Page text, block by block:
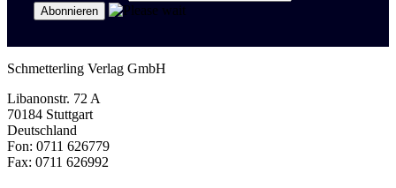
Schmetterling Verlag GmbH
Libanonstr. 72 A
70184 Stuttgart
Deutschland
Fon: 0711 626779
Fax: 0711 626992